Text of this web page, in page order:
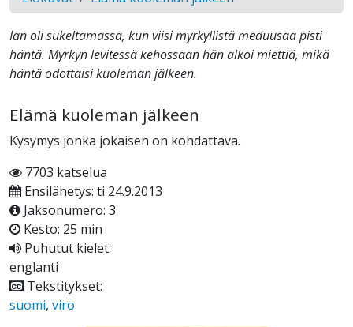
Ian oli sukeltamassa, kun viisi myrkyllistä meduusaa pisti
häntä. Myrkyn levitessä kehossaan hän alkoi miettiä, mikä
häntä odottaisi kuoleman jälkeen.
Elämä kuoleman jälkeen
Kysymys jonka jokaisen on kohdattava.
7703 katselua
Ensilähetys: ti 24.9.2013
Jaksonumero: 3
Kesto: 25 min
Puhutut kielet:
englanti
Tekstitykset:
suomi, viro